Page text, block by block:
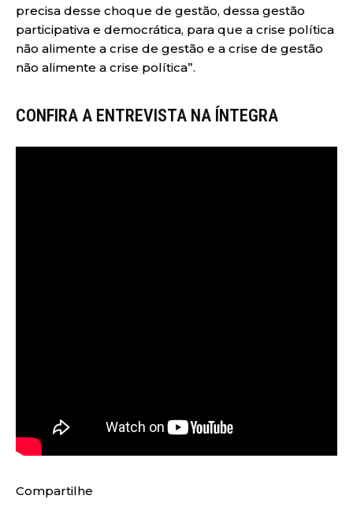
precisa desse choque de gestão, dessa gestão
participativa e democrática, para que a crise política
não alimente a crise de gestão e a crise de gestão
não alimente a crise política”.
CONFIRA A ENTREVISTA NA ÍNTEGRA
Compartilhe